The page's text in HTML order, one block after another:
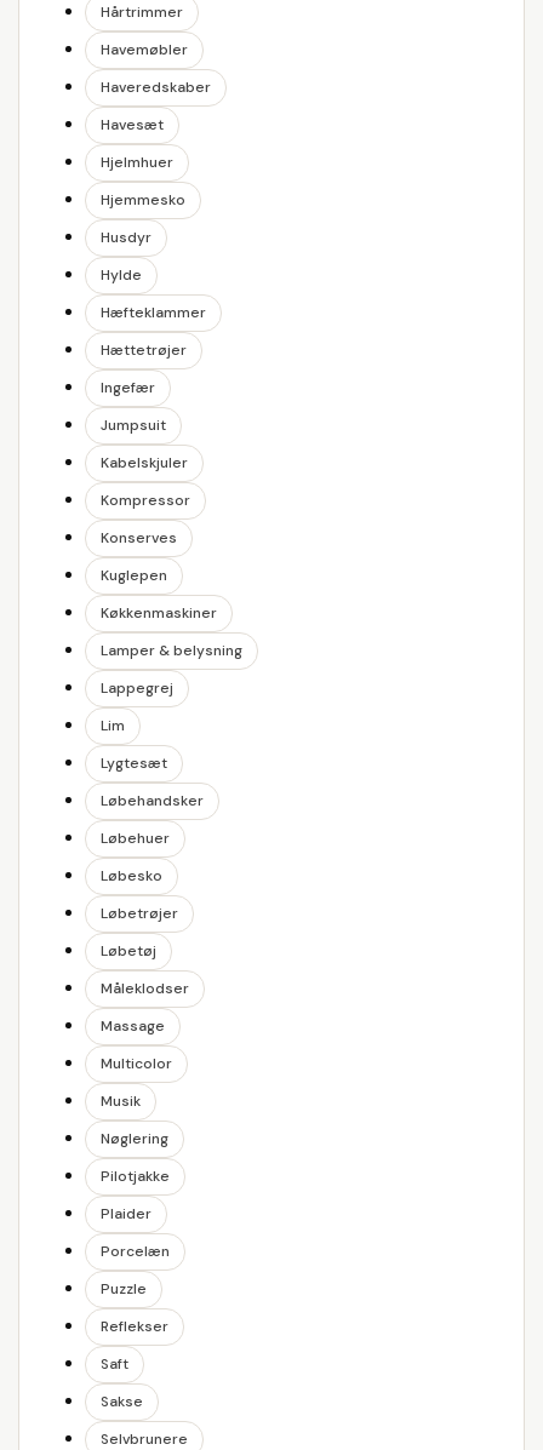
Hårtrimmer
Havemøbler
Haveredskaber
Havesæt
Hjelmhuer
Hjemmesko
Husdyr
Hylde
Hæfteklammer
Hættetrøjer
Ingefær
Jumpsuit
Kabelskjuler
Kompressor
Konserves
Kuglepen
Køkkenmaskiner
Lamper & belysning
Lappegrej
Lim
Lygtesæt
Løbehandsker
Løbehuer
Løbesko
Løbetrøjer
Løbetøj
Måleklodser
Massage
Multicolor
Musik
Nøglering
Pilotjakke
Plaider
Porcelæn
Puzzle
Reflekser
Saft
Sakse
Selvbrunere